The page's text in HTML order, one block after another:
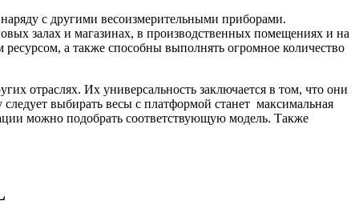
с другими весоизмерительными приборами.
залах и магазинах, в производственных помещениях и на
а также способны выполнять огромное количество
отраслях. Их универсальность заключается в том, что они
выбирать весы с платформой станет максимальная
можно подобрать соответствующую модель. Также